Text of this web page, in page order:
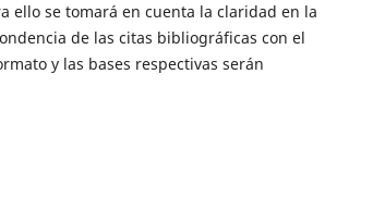
ello se tomará en cuenta la claridad en la
de las citas bibliográficas con el
y las bases respectivas serán